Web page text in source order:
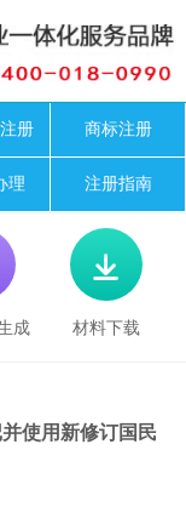
册 商标注册
理 注册指南
成

材料下载
使用新修订国民